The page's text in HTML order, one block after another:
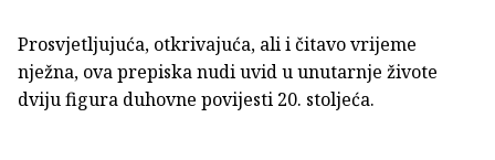
Prosvjetljujuća, otkrivajuća, ali i čitavo vrijeme
nježna, ova prepiska nudi uvid u unutarnje živote
dviju figura duhovne povijesti 20. stoljeća.